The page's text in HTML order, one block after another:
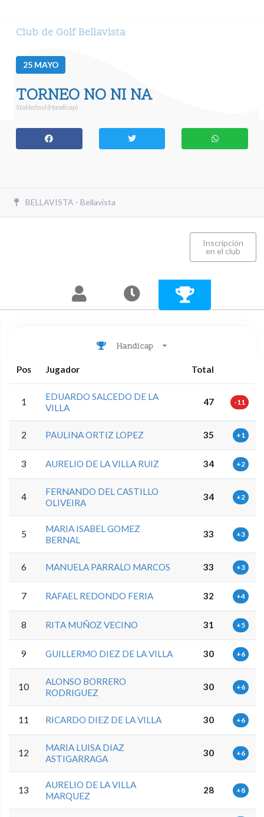
Club de Golf Bellavista
25 MAYO
TORNEO NO NI NA
Stableford (Handicap)
BELLAVISTA - Bellavista
Inscripción
en el club
Handicap
Pos Jugador Total
1
EDUARDO SALCEDO DE LA
VILLA
47 -11
2 PAULINA ORTIZ LOPEZ 35 +1
3 AURELIO DE LA VILLA RUIZ 34 +2
4
FERNANDO DEL CASTILLO
OLIVEIRA
34 +2
5
MARIA ISABEL GOMEZ
BERNAL
33 +3
6 MANUELA PARRALO MARCOS 33 +3
7 RAFAEL REDONDO FERIA 32 +4
8 RITA MUÑOZ VECINO 31 +5
9 GUILLERMO DIEZ DE LA VILLA 30 +6
10
ALONSO BORRERO
RODRIGUEZ
30 +6
11 RICARDO DIEZ DE LA VILLA 30 +6
12
MARIA LUISA DIAZ
ASTIGARRAGA
30 +6
13
AURELIO DE LA VILLA
MARQUEZ
28 +8